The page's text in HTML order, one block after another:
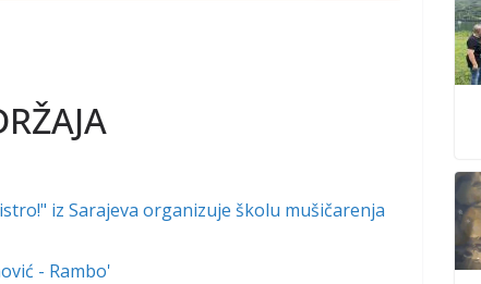
iz Sarajeva organizuje školu mušičarenja
- Rambo'